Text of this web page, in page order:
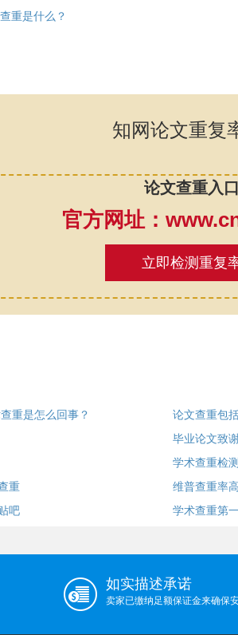
重是什么？
知网论文重复
论文查重入
官方网址：
立即检测重复
重是怎么回事？
重
吧
论文查重包
毕业论文致
学术查重检
维普查重率
学术查重第
如实描述承诺
卖家已缴纳足额保证金来确保